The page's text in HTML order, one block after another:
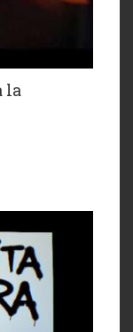
la